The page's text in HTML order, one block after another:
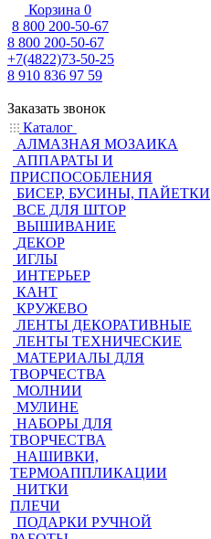
Корзина 0
8 800 200-50-67
8 800 200-50-67
+7(4822)73-50-25
8 910 836 97 59
Заказать звонок
Каталог
АЛМАЗНАЯ МОЗАИКА
АППАРАТЫ И
ПРИСПОСОБЛЕНИЯ
БИСЕР, БУСИНЫ, ПАЙЕТКИ
ВСЕ ДЛЯ ШТОР
ВЫШИВАНИЕ
ДЕКОР
ИГЛЫ
ИНТЕРЬЕР
КАНТ
КРУЖЕВО
ЛЕНТЫ ДЕКОРАТИВНЫЕ
ЛЕНТЫ ТЕХНИЧЕСКИЕ
МАТЕРИАЛЫ ДЛЯ
ТВОРЧЕСТВА
МОЛНИИ
МУЛИНЕ
НАБОРЫ ДЛЯ
ТВОРЧЕСТВА
НАШИВКИ,
ТЕРМОАППЛИКАЦИИ
НИТКИ
ПЛЕЧИ
ПОДАРКИ РУЧНОЙ